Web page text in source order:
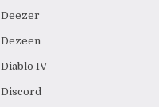
Deezer
Dezeen
Diablo IV
Discord